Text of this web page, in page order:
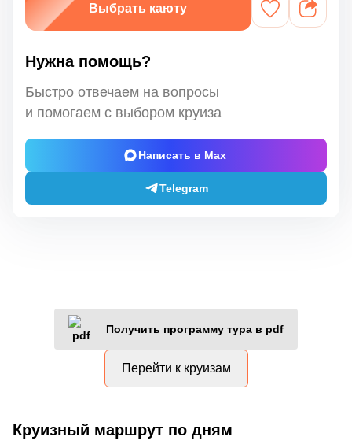
Выбрать каюту
Нужна помощь?
Быстро отвечаем на вопросы
и помогаем с выбором круиза
Написать в Max
Telegram
Получить программу тура в pdf
Перейти к круизам
Круизный маршрут по дням